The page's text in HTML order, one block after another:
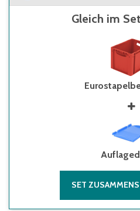
Gleich im
SET